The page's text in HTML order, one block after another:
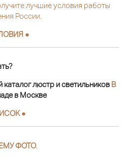
лучшие условия работы
России.
●
каталог люстр и светильников В
в Москве
●
ФОТО